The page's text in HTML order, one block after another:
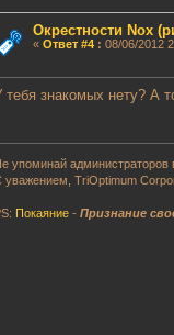
Окрестности Nox
« Ответ #4: 08/06/2012
тебя знакомых нету? А
упоминай администраторов
уважением, TriOptimum
Покаяние -Признание